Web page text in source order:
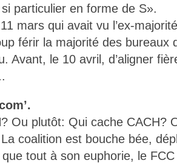
particulier en forme de S».
mars qui avait vu l’ex-
férir la majorité des bureaux
Avant, le 10 avril, d’aligner
Ou plutôt: Qui cache CACH?
coalition est bouche bée,
que tout à son euphorie, le